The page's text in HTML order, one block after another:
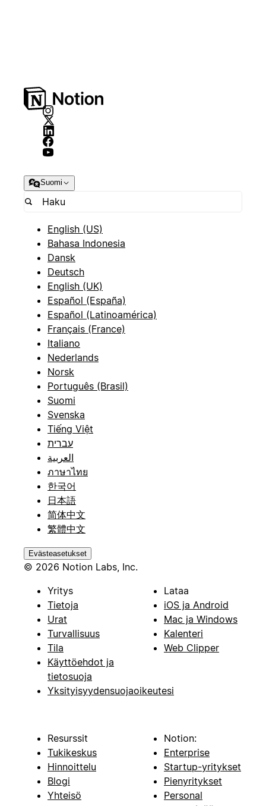
Suomi
English (US)
Bahasa Indonesia
Dansk
Deutsch
English (UK)
Español (España)
Español (Latinoamérica)
Français (France)
Italiano
Nederlands
Norsk
Português (Brasil)
Suomi
Svenska
Tiếng Việt
עברית
العربية
ภาษาไทย
한국어
日本語
简体中文
繁體中文
Evästeasetukset
© 2026 Notion Labs, Inc.
Yritys
Tietoja
Urat
Turvallisuus
Tila
Käyttöehdot ja
tietosuoja
Yksityisyydensuojaoikeutesi
Lataa
iOS ja Android
Mac ja Windows
Kalenteri
Web Clipper
Resurssit
Tukikeskus
Hinnoittelu
Blogi
Yhteisö
Notion:
Enterprise
Startup-yritykset
Pienyritykset
Personal